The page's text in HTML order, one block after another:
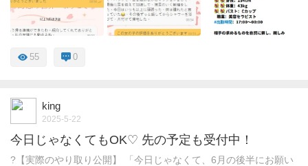
55 0
king
2025-5-22
今日じゃなくてもOK♡ 先の予定も受付中！
?【実際のやり取り公開】 「今日じゃなくて、6月の後半にお願い